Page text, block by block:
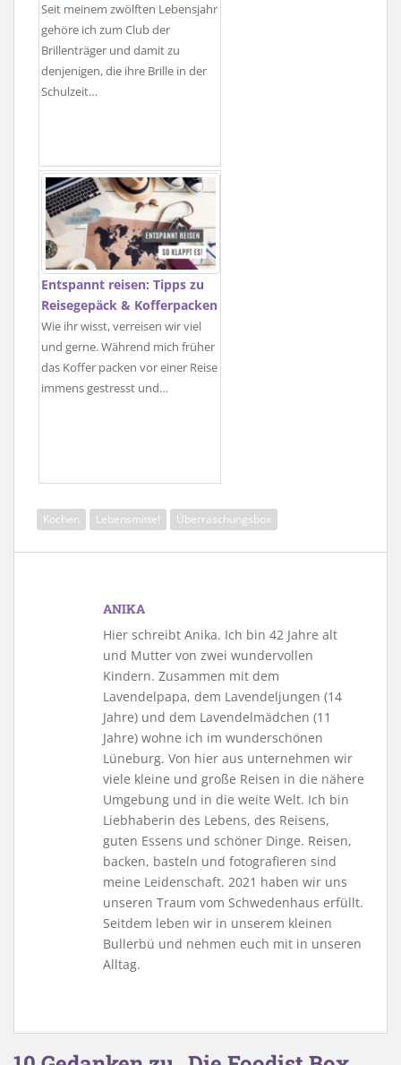
Seit meinem zwölften Lebensjahr
gehöre ich zum Club der
Brillenträger und damit zu
denjenigen, die ihre Brille in der
Schulzeit…
Entspannt reisen: Tipps zu
Reisegepäck & Kofferpacken
Wie ihr wisst, verreisen wir viel
und gerne. Während mich früher
das Koffer packen vor einer Reise
immens gestresst und…
Kochen Lebensmittel Überraschungsbox
ANIKA
Hier schreibt Anika. Ich bin 42 Jahre alt
und Mutter von zwei wundervollen
Kindern. Zusammen mit dem
Lavendelpapa, dem Lavendeljungen (14
Jahre) und dem Lavendelmädchen (11
Jahre) wohne ich im wunderschönen
Lüneburg. Von hier aus unternehmen wir
viele kleine und große Reisen in die nähere
Umgebung und in die weite Welt. Ich bin
Liebhaberin des Lebens, des Reisens,
guten Essens und schöner Dinge. Reisen,
backen, basteln und fotografieren sind
meine Leidenschaft. 2021 haben wir uns
unseren Traum vom Schwedenhaus erfüllt.
Seitdem leben wir in unserem kleinen
Bullerbü und nehmen euch mit in unseren
Alltag.